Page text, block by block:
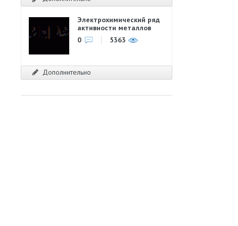
Электрохимический ряд
активности металлов
0
5363
Дополнительно